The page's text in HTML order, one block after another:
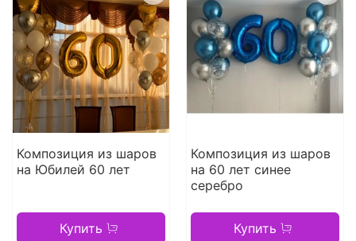
Композиция из шаров
на Юбилей 60 лет
Купить
Композиция из шаров
на 60 лет синее
серебро
Купить